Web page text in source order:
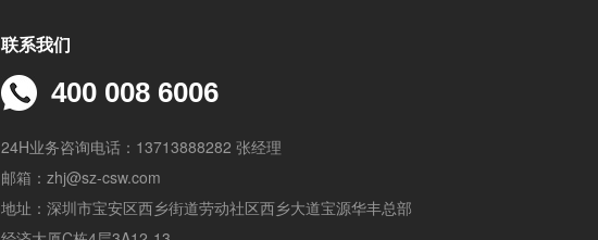
联系我们
400 008 6006
24H业务咨询电话：13713888282 张经理
邮箱：zhj@sz-csw.com
地址：深圳市宝安区西乡街道劳动社区西乡大道宝源华丰总部